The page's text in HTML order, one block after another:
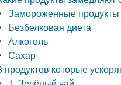
Замороженные продукты
Безбелковая диета
Алкоголь
Сахар
продуктов которые